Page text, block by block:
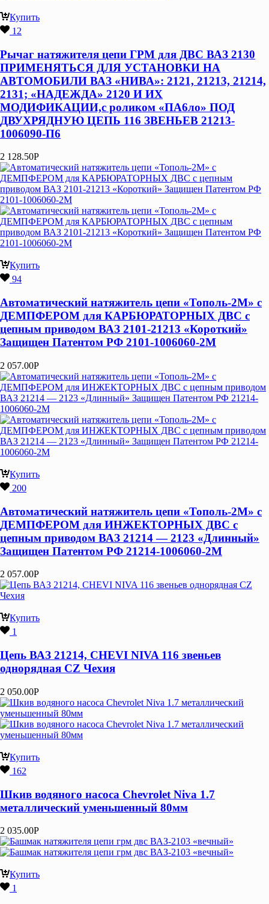
Купить
12
Рычаг натяжителя цепи ГРМ для ДВС ВАЗ 2130
ПРИМЕНЯТЬСЯ ДЛЯ УСТАНОВКИ НА
АВТОМОБИЛИ ВАЗ «НИВА»: 2121, 21213, 21214,
2131; «НАДЕЖДА» 2120 И ИХ
МОДИФИКАЦИИ,с роликом «ПА6ло» ПОД
ДВУХРЯДНУЮ ЦЕПЬ 116 ЗВЕНЬЕВ 21213-
1006090-П6
2 128.50Р
Купить
94
Автоматический натяжитель цепи «Тополь-2М» с
ДЕМПФЕРОМ для КАРБЮРАТОРНЫХ ДВС с
цепным приводом ВАЗ 2101-21213 «Короткий»
Защищен Патентом РФ 2101-1006060-2М
2 057.00Р
Купить
200
Автоматический натяжитель цепи «Тополь-2М» с
ДЕМПФЕРОМ для ИНЖЕКТОРНЫХ ДВС с
цепным приводом ВАЗ 21214 — 2123 «Длинный»
Защищен Патентом РФ 21214-1006060-2М
2 057.00Р
Купить
1
Цепь ВАЗ 21214, CHEVI NIVA 116 звеньев
однорядная CZ Чехия
2 050.00Р
Купить
162
Шкив водяного насоса Chevrolet Niva 1.7
металлический уменьшенный 80мм
2 035.00Р
Купить
1